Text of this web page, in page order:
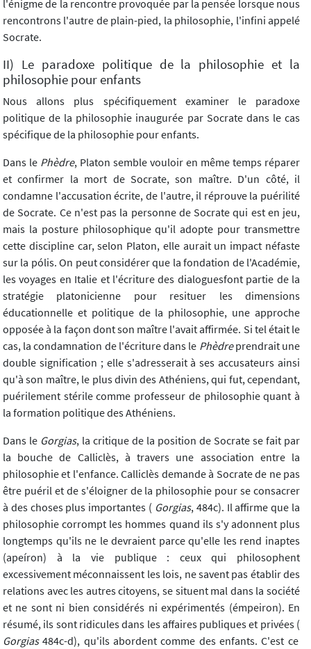
l'énigme de la rencontre provoquée par la pensée lorsque nous
rencontrons l'autre de plain-pied, la philosophie, l'infini appelé
Socrate.
II) Le paradoxe politique de la philosophie et la
philosophie pour enfants
Nous allons plus spécifiquement examiner le paradoxe
politique de la philosophie inaugurée par Socrate dans le cas
spécifique de la philosophie pour enfants.
Dans le Phèdre, Platon semble vouloir en même temps réparer
et confirmer la mort de Socrate, son maître. D'un côté, il
condamne l'accusation écrite, de l'autre, il réprouve la puérilité
de Socrate. Ce n'est pas la personne de Socrate qui est en jeu,
mais la posture philosophique qu'il adopte pour transmettre
cette discipline car, selon Platon, elle aurait un impact néfaste
sur la pólis. On peut considérer que la fondation de l'Académie,
les voyages en Italie et l'écriture des dialoguesfont partie de la
stratégie platonicienne pour resituer les dimensions
éducationnelle et politique de la philosophie, une approche
opposée à la façon dont son maître l'avait affirmée. Si tel était le
cas, la condamnation de l'écriture dans le Phèdreprendrait une
double signification ; elle s'adresserait à ses accusateurs ainsi
qu'à son maître, le plus divin des Athéniens, qui fut, cependant,
puérilement stérile comme professeur de philosophie quant à
la formation politique des Athéniens.
Dans le Gorgias, la critique de la position de Socrate se fait par
la bouche de Calliclès, à travers une association entre la
philosophie et l'enfance. Calliclès demande à Socrate de ne pas
être puéril et de s'éloigner de la philosophie pour se consacrer
à des choses plus importantes ( Gorgias, 484c). Il affirme que la
philosophie corrompt les hommes quand ils s'y adonnent plus
longtemps qu'ils ne le devraient parce qu'elle les rend inaptes
(apeíron) à la vie publique : ceux qui philosophent
excessivement méconnaissent les lois, ne savent pas établir des
relations avec les autres citoyens, se situent mal dans la société
et ne sont ni bien considérés ni expérimentés (émpeiron). En
résumé, ils sont ridicules dans les affaires publiques et privées (
Gorgias484c-d), qu'ils abordent comme des enfants. C'est ce